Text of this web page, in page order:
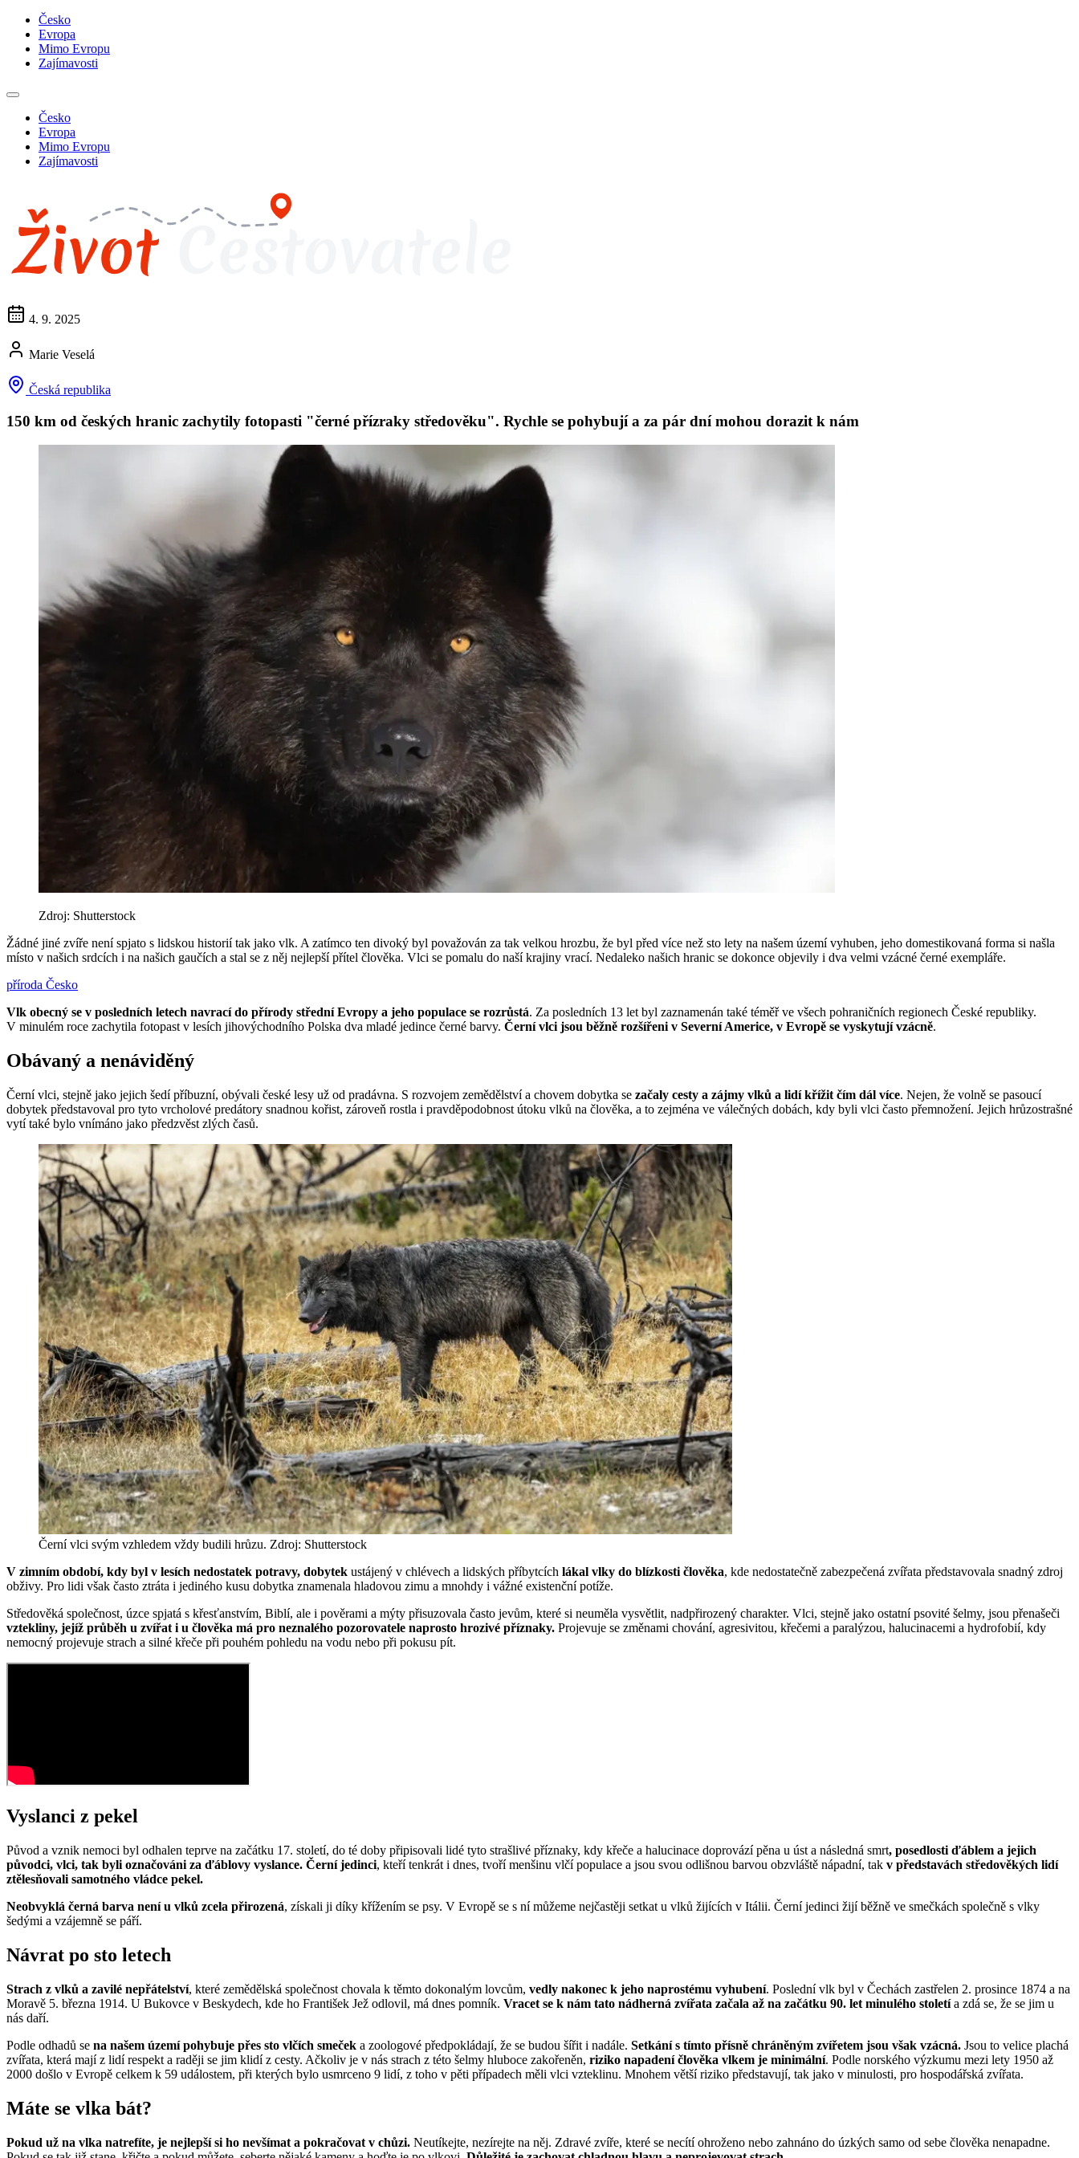
Česko
Evropa
Mimo Evropu
Zajímavosti
Česko
Evropa
Mimo Evropu
Zajímavosti
4. 9. 2025
Marie Veselá
Česká republika
150 km od českých hranic zachytily fotopasti "černé přízraky středověku". Rychle se pohybují a za pár dní mohou dorazit k nám
Zdroj: Shutterstock
Žádné jiné zvíře není spjato s lidskou historií tak jako vlk. A zatímco ten divoký byl považován za tak velkou hrozbu, že byl před více než sto lety na našem území vyhuben, jeho domestikovaná forma si našla
místo v našich srdcích i na našich gaučích a stal se z něj nejlepší přítel člověka. Vlci se pomalu do naší krajiny vrací. Nedaleko našich hranic se dokonce objevily i dva velmi vzácné černé exempláře.
příroda Česko
Vlk obecný se v posledních letech navrací do přírody střední Evropy a jeho populace se rozrůstá. Za posledních 13 let byl zaznamenán také téměř ve všech pohraničních regionech České republiky.
V minulém roce zachytila fotopast v lesích jihovýchodního Polska dva mladé jedince černé barvy. Černí vlci jsou běžně rozšířeni v Severní Americe, v Evropě se vyskytují vzácně.
Obávaný a nenáviděný
Černí vlci, stejně jako jejich šedí příbuzní, obývali české lesy už od pradávna. S rozvojem zemědělství a chovem dobytka se začaly cesty a zájmy vlků a lidí křížit čím dál více. Nejen, že volně se pasoucí
dobytek představoval pro tyto vrcholové predátory snadnou kořist, zároveň rostla i pravděpodobnost útoku vlků na člověka, a to zejména ve válečných dobách, kdy byli vlci často přemnožení. Jejich hrůzostrašné
vytí také bylo vnímáno jako předzvěst zlých časů.
Černí vlci svým vzhledem vždy budili hrůzu. Zdroj: Shutterstock
V zimním období, kdy byl v lesích nedostatek potravy, dobytek ustájený v chlévech a lidských příbytcích lákal vlky do blízkosti člověka, kde nedostatečně zabezpečená zvířata představovala snadný zdroj
obživy. Pro lidi však často ztráta i jediného kusu dobytka znamenala hladovou zimu a mnohdy i vážné existenční potíže.
Středověká společnost, úzce spjatá s křesťanstvím, Biblí, ale i pověrami a mýty přisuzovala často jevům, které si neuměla vysvětlit, nadpřirozený charakter. Vlci, stejně jako ostatní psovité šelmy, jsou přenašeči
vztekliny, jejíž průběh u zvířat i u člověka má pro neznalého pozorovatele naprosto hrozivé příznaky. Projevuje se změnami chování, agresivitou, křečemi a paralýzou, halucinacemi a hydrofobií, kdy
nemocný projevuje strach a silné křeče při pouhém pohledu na vodu nebo při pokusu pít.
Vyslanci z pekel
Původ a vznik nemoci byl odhalen teprve na začátku 17. století, do té doby připisovali lidé tyto strašlivé příznaky, kdy křeče a halucinace doprovází pěna u úst a následná smrt, posedlosti ďáblem a jejich
původci, vlci, tak byli označováni za ďáblovy vyslance. Černí jedinci, kteří tenkrát i dnes, tvoří menšinu vlčí populace a jsou svou odlišnou barvou obzvláště nápadní, tak v představách středověkých lidí
ztělesňovali samotného vládce pekel.
Neobvyklá černá barva není u vlků zcela přirozená, získali ji díky křížením se psy. V Evropě se s ní můžeme nejčastěji setkat u vlků žijících v Itálii. Černí jedinci žijí běžně ve smečkách společně s vlky
šedými a vzájemně se páří.
Návrat po sto letech
Strach z vlků a zavilé nepřátelství, které zemědělská společnost chovala k těmto dokonalým lovcům, vedly nakonec k jeho naprostému vyhubení. Poslední vlk byl v Čechách zastřelen 2. prosince 1874 a na
Moravě 5. března 1914. U Bukovce v Beskydech, kde ho František Jež odlovil, má dnes pomník. Vracet se k nám tato nádherná zvířata začala až na začátku 90. let minulého stoletía zdá se, že se jim u
nás daří.
Podle odhadů se na našem území pohybuje přes sto vlčích smeček a zoologové předpokládají, že se budou šířit i nadále. Setkání s tímto přísně chráněným zvířetem jsou však vzácná. Jsou to velice plachá
zvířata, která mají z lidí respekt a raději se jim klidí z cesty. Ačkoliv je v nás strach z této šelmy hluboce zakořeněn, riziko napadení člověka vlkem je minimální. Podle norského výzkumu mezi lety 1950 až
2000 došlo v Evropě celkem k 59 událostem, při kterých bylo usmrceno 9 lidí, z toho v pěti případech měli vlci vzteklinu. Mnohem větší riziko představují, tak jako v minulosti, pro hospodářská zvířata.
Máte se vlka bát?
Pokud už na vlka natrefíte, je nejlepší si ho nevšímat a pokračovat v chůzi. Neutíkejte, nezírejte na něj. Zdravé zvíře, které se necítí ohroženo nebo zahnáno do úzkých samo od sebe člověka nenapadne.